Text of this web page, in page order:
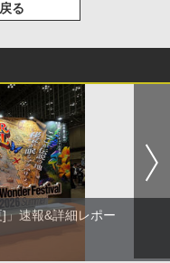
る
」速報&詳細レポー